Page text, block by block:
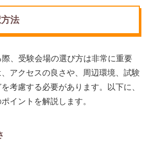
法
、受験会場の選び方は非常に重要
アクセスの良さや、周辺環境、試験
考慮する必要があります。以下に、
イントを解説します。